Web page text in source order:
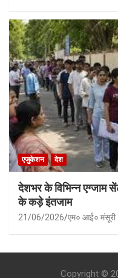
एजुकेशन देश
देशभर के विभिन्न एग्जाम
के कड़े इंतजाम
21/06/2026 एम० आई० मंसूरी
Copyright ©